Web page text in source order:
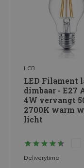
LCB
LED Filament
dimbaar - E27
4W vervangt
2700K warm
licht
Deliverytime